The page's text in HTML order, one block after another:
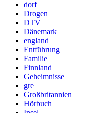
dorf
Drogen
DTV
Dänemark
england
Entführung
Familie
Finnland
Geheimnisse
gre
Großbritannien
Hörbuch